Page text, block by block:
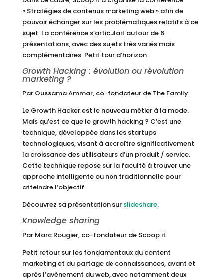
« Stratégies de contenus marketing web » afin de
pouvoir échanger sur les problématiques relatifs à ce
sujet. La conférence s’articulait autour de 6
présentations, avec des sujets très variés mais
complémentaires. Petit tour d’horizon.
Growth Hacking : évolution ou révolution
marketing ?
Par Oussama Ammar, co-fondateur de The Family.
Le Growth Hacker est le nouveau métier à la mode.
Mais qu’est ce que le growth hacking ? C’est une
technique, développée dans les startups
technologiques, visant à accroître significativement
la croissance des utilisateurs d’un produit / service.
Cette technique repose sur la faculté à trouver une
approche intelligente ou non traditionnelle pour
atteindre l’objectif.
Découvrez sa présentation sur slideshare.
Knowledge sharing
Par Marc Rougier, co-fondateur de Scoop.it.
Petit retour sur les fondamentaux du content
marketing et du partage de connaissances, avant et
après l’avènement du web, avec notamment deux